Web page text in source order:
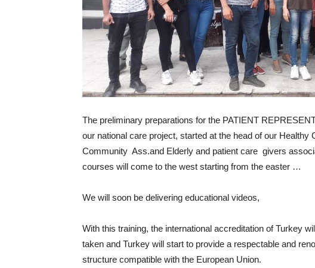
The preliminary preparations for the PATIENT
our national care project, started at the head of our
Community Ass.and Elderly and patient care givers
courses will come to the west starting from the easter …
We will soon be delivering educational videos,
With this training, the international accreditation of Turkey
taken and Turkey will start to provide a respectable and
structure compatible with the European Union.